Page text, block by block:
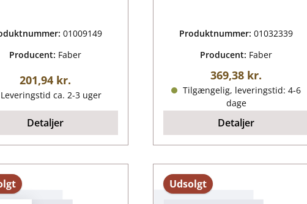
01009149
Producent: Faber
Almindelig pris:
201,94 kr.
ca. 2-3 uger
Detaljer
Produktnummer:01032339
Producent: Faber
Almindelig pris:
369,38 kr.
Tilgængelig, leveringstid: 4-6
dage
Detaljer
Udsolgt